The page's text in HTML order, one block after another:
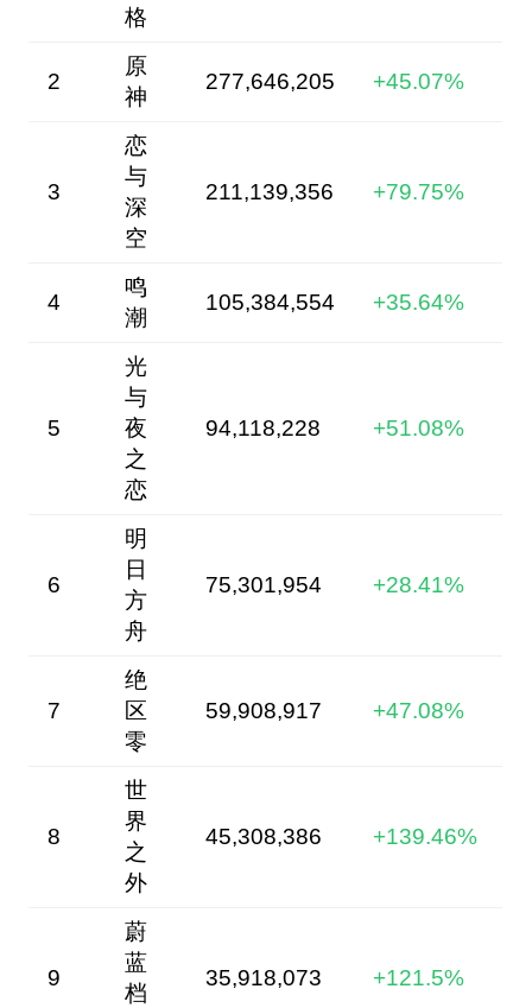
格
2
原
神
277,646,205 +45.07%
3
恋
与
深
空
211,139,356 +79.75%
4
鸣
潮
105,384,554 +35.64%
5
光
与
夜
之
恋
94,118,228 +51.08%
6
明
日
方
舟
75,301,954 +28.41%
7
绝
区
零
59,908,917 +47.08%
8
世
界
之
外
45,308,386 +139.46%
9
蔚
蓝
档
35,918,073 +121.5%